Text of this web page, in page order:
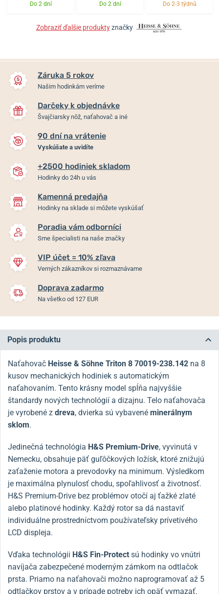
Do 2 dní Do 2 dní Do 2-3 týdnů
Zobraziť ďalšie produktyznačky
Záruka 5 rokov
Našim hodinkám veríme
Darčeky k objednávke
Švajčiarsky nôž, naťahovač a iné
90 dní na vrátenie
Vyskúšate a uvidíte
+2500 hodiniek skladom
Hodinky do 24h u vás
Kamenná predajňa
Hodinky na sklade si môžete vyskúšať
Poradia vám odborníci
Sme špecialisti na naše značky
VIP účet = 10% zľava
Verných zákazníkov si rozmaznávame
Doprava zadarmo
Na všetko od 127 EUR
Popis produktu
Naťahovač Heisse & Söhne Triton 8 70019-238.142 na 8
kusov mechanických hodiniek s automatickým
naťahovaním. Tento krásny model spĺňa najvyššie
štandardy nových technológií a dizajnu. Telo naťahovača
je vyrobené z dreva, dvierka sú vybavené minerálnym
sklom.
Jedinečná technológia H&S Premium-Drive, vyvinutá v
Nemecku, obsahuje päť guľôčkových ložísk, ktoré znižujú
zaťaženie motora a prevodovky na minimum. Výsledkom
je maximálna plynulosť chodu, spoľahlivosť a životnosť.
H&S Premium-Drive bez problémov otočí aj ťažké zlaté
alebo platinové hodinky. Každý rotor sa dá nastaviť
individuálne prostredníctvom používateľsky prívetivého
LCD displeja.
Vďaka technológii H&S Fin-Protect sú hodinky vo vnútri
navíjača zabezpečené moderným zámkom na odtlačok
prsta. Priamo na naťahovači možno naprogramovať až 5
odtlačkov prstov a v prípade potreby ich opäť vymazať.